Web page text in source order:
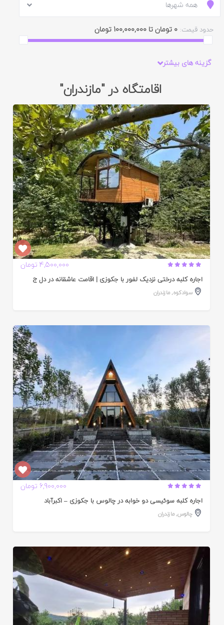
همه شهرها
حدود قیمت: 0 تومان تا 100,000,000 تومان
گزینه های بیشتر
اقامتگاه در "مازندران"
4,500,000 تومان
اجاره کلبه درختی نزدیک لفور با جکوزی | اقامت عاشقانه در دل ج
سوادکوه,مازندران
6,900,000 تومان
اجاره کلبه سوئیسی دو خوابه در چالوس با جکوزی – اکبرآباد
چالوس,مازندران